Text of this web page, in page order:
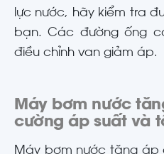
lực nước, hãy kiểm tra
bạn. Các đường ống
điều chỉnh van giảm áp.
Máy bơm nước
cường áp suất và
Máy bơm nước tăng áp